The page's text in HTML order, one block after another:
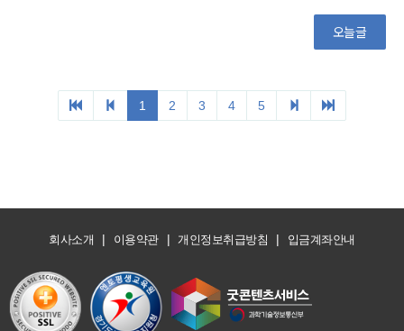
회사소개 | 이용약관 | 개인정보취급방침 | 입금계좌안내